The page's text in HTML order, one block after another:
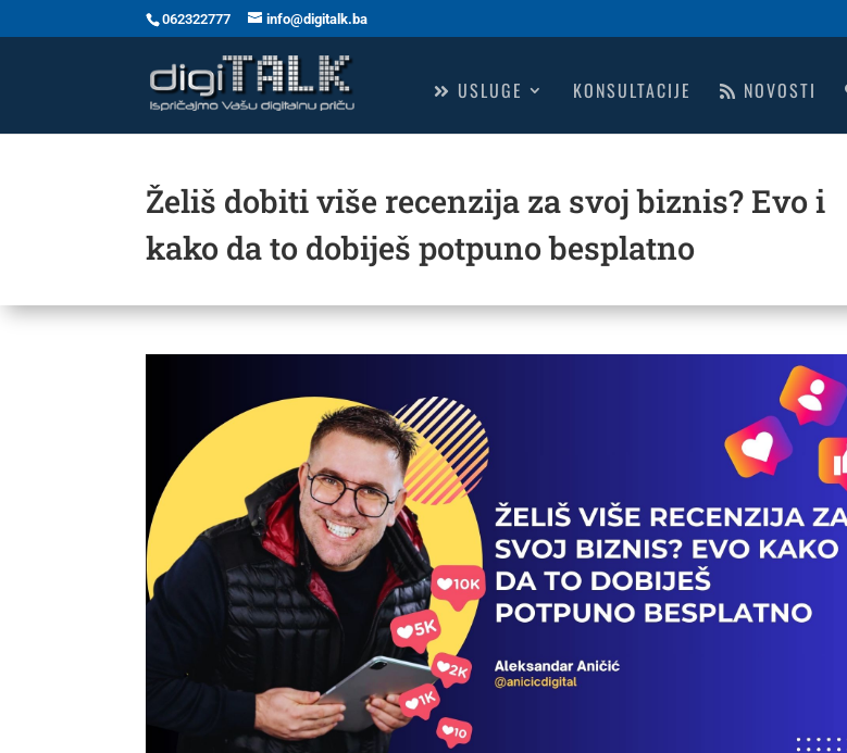
062322777 info@digitalk.ba
USLUGE KONSULTACIJE NOVOSTI
Želiš dobiti više recenzija za svoj biznis? Evo i
kako da to dobiješ potpuno besplatno